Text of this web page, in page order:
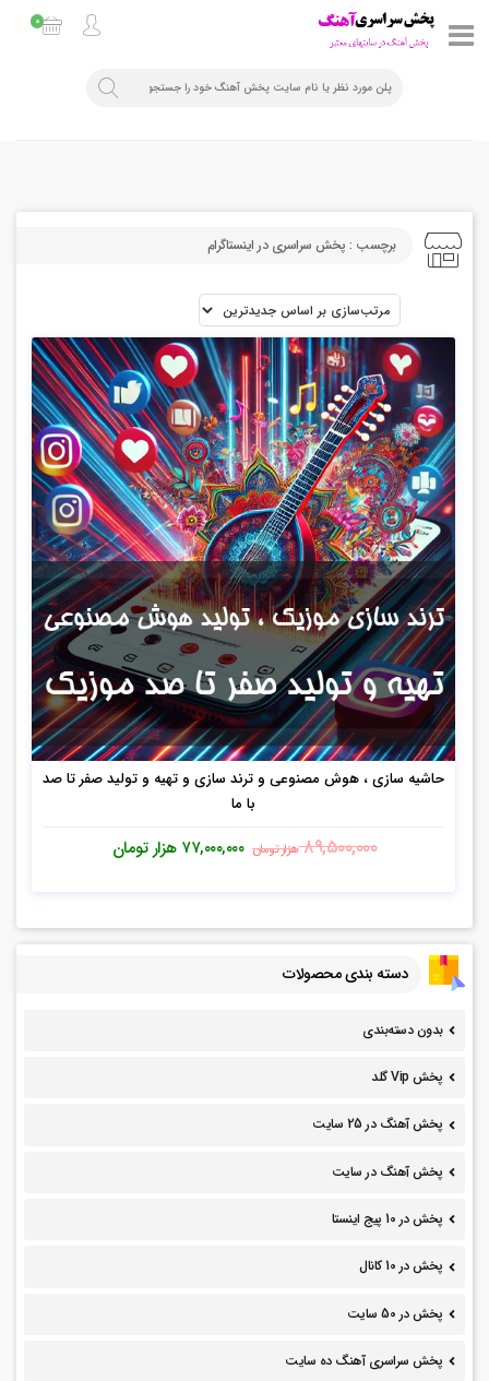
0
برچسب : پخش سراسری در اینستاگرام
حاشیه سازی ، هوش مصنوعی و ترند سازی و تهیه و تولید صفر تا صد
با ما
۸۹,۵۰۰,۰۰۰ هزار تومان ۷۷,۰۰۰,۰۰۰ هزار تومان
دسته بندی محصولات
بدون دسته‌بندی
پخش Vip گلد
پخش آهنگ در 25 سایت
پخش آهنگ در سایت
پخش در 10 پیج اینستا
پخش در 10 کانال
پخش در 50 سایت
پخش سراسری آهنگ ده سایت